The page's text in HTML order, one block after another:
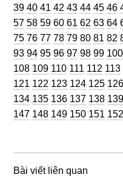
39 Trang
40 Trang
41 Trang
42 Trang
43 Trang
44 Trang
45 46
57 Trang
58 Trang
59 Trang
60 Trang
61 Trang
62 Trang
63 64
75 Trang
76 Trang
77 Trang
78 Trang
79 Trang
80 Trang
81 82
93 Trang
94 Trang
95 Trang
96 Trang
97 Trang
98 Trang
99 100
108 Trang
109 Trang
110 Trang
111 Trang
112 113
121 Trang
122 Trang
123 Trang
124 Trang
125 126
134 Trang
135 Trang
136 Trang
137 Trang
138 139
147 Trang
148 Trang
149 Trang
150 Trang
151 152
Bài viết liên quan